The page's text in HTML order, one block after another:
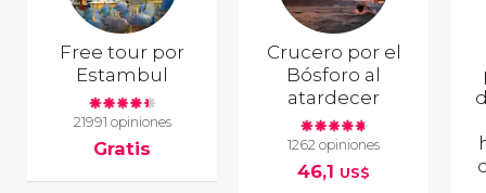
Free tour por
Estambul
21991 opiniones
Gratis
Crucero por el
Bósforo al
atardecer
1262 opiniones
46,1 US$